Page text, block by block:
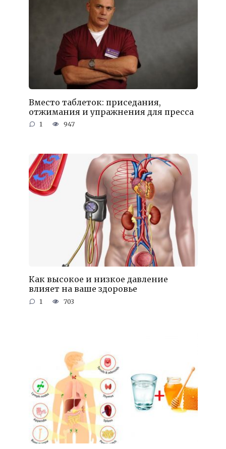
Вместо таблеток: приседания,
отжимания и упражнения для пресса
1 947
Как высокое и низкое давление
влияет на ваше здоровье
1 703